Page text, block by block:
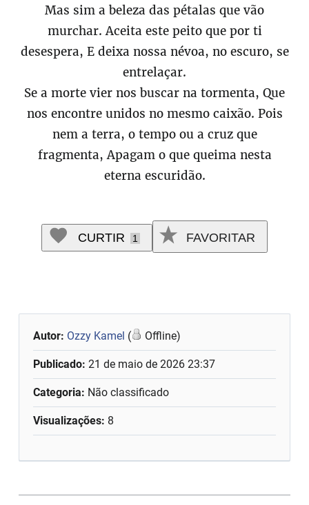
Mas sim a beleza das pétalas que vão
murchar. Aceita este peito que por ti
desespera, E deixa nossa névoa, no escuro, se
entrelaçar.
Se a morte vier nos buscar na tormenta, Que
nos encontre unidos no mesmo caixão. Pois
nem a terra, o tempo ou a cruz que
fragmenta, Apagam o que queima nesta
eterna escuridão.
CURTIR 1 FAVORITAR
Autor: Ozzy Kamel ( Offline)
Publicado:21 de maio de 2026 23:37
Categoria: Não classificado
Visualizações: 8